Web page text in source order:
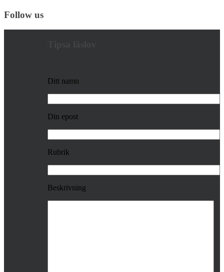
Follow us
Ditt namn
Din epost
Rubrik
Beskrivning